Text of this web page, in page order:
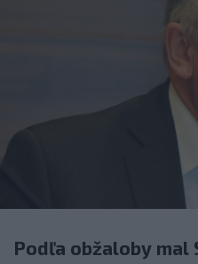
Podľa obžaloby mal